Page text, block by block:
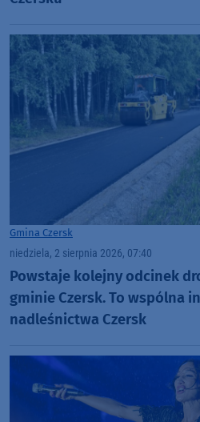
Gmina Czersk
niedziela, 2 sierpnia 2026, 07:40
Powstaje kolejny odcinek
gminie Czersk. To wspólna
nadleśnictwa Czersk